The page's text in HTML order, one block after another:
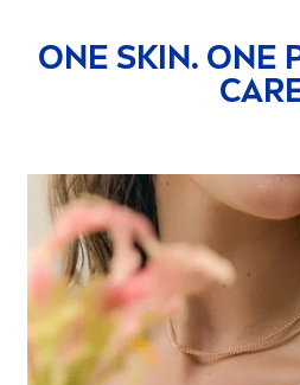
ONE SKIN. ONE